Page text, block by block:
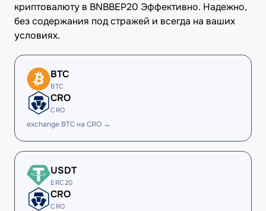
криптовалюту в BNBBEP20 Эффективно. Надежно,
без содержания под стражей и всегда на ваших
условиях.
BTC
BTC
CRO
CRO
exchange BTC на CRO →
USDT
ERC20
CRO
CRO